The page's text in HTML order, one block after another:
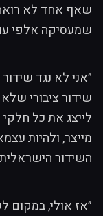
שאף אחד לא
שמעסיקה אלפי
״אני לא נגד
שידור ציבורי
לייצג את כל
מייצר, ולהיות
השידור
״אז אולי, במקום